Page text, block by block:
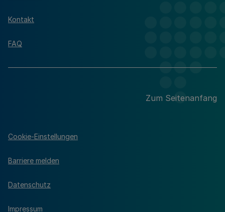
Kontakt
FAQ
Zum Seitenanfang
Cookie-Einstellungen
Barriere melden
Datenschutz
Impressum